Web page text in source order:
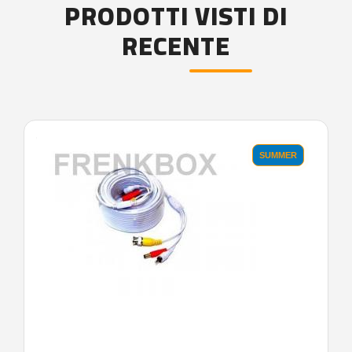
PRODOTTI VISTI DI
RECENTE
SUMMER